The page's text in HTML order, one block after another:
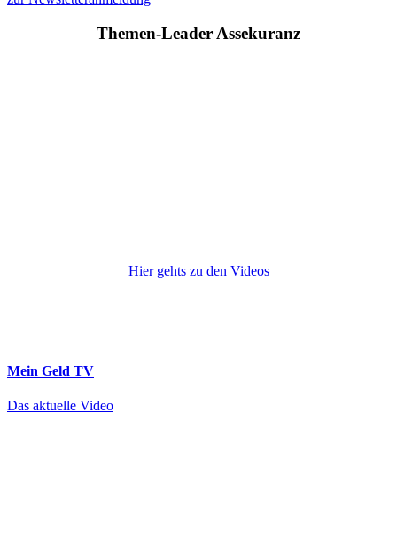
Themen-Leader Assekuranz
Hier gehts zu den Videos
Mein Geld TV
Das aktuelle Video